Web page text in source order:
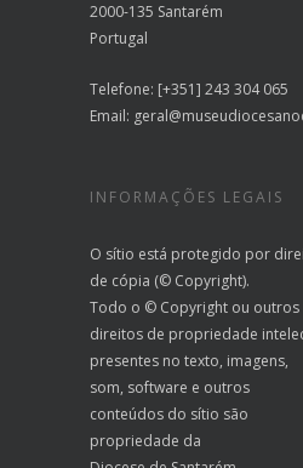
2000-135 Santarém
Portugal
Telefone: [+351] 243 304 065
Email:
INFORMAÇÕES LEGAIS
O sítio está protegido por
de cópia (© Copyright).
Todo o © Copyright ou outros
direitos de propriedade
presentes no texto, imagens,
som, software e outros
conteúdos do sítio são
propriedade da